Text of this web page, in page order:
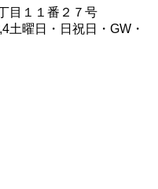
目１１番２７号
土曜日・日祝日・GW・